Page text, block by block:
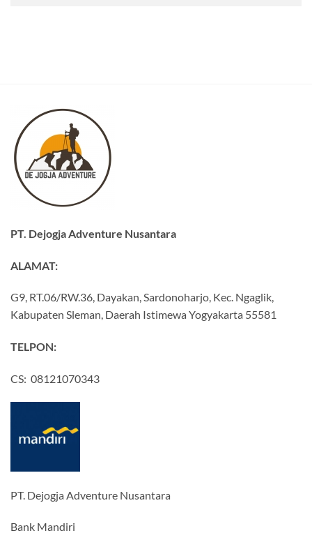
PT. Dejogja Adventure Nusantara
ALAMAT:
G9, RT.06/RW.36, Dayakan, Sardonoharjo, Kec. Ngaglik,
Kabupaten Sleman, Daerah Istimewa Yogyakarta 55581
TELPON:
CS: 08121070343
PT. Dejogja Adventure Nusantara
Bank Mandiri